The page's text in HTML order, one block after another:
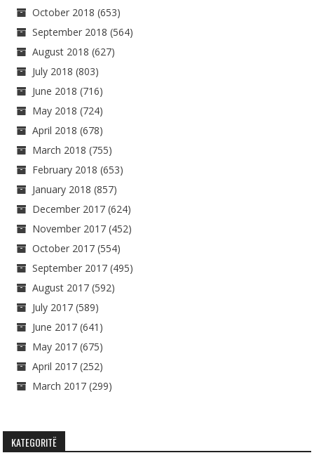
October 2018 (653)
September 2018 (564)
August 2018 (627)
July 2018 (803)
June 2018 (716)
May 2018 (724)
April 2018 (678)
March 2018 (755)
February 2018 (653)
January 2018 (857)
December 2017 (624)
November 2017 (452)
October 2017 (554)
September 2017 (495)
August 2017 (592)
July 2017 (589)
June 2017 (641)
May 2017 (675)
April 2017 (252)
March 2017 (299)
KATEGORITË